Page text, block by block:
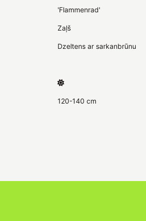
'Flammenrad'
Zaļš
Dzeltens ar sarkanbrūnu
120-140 cm